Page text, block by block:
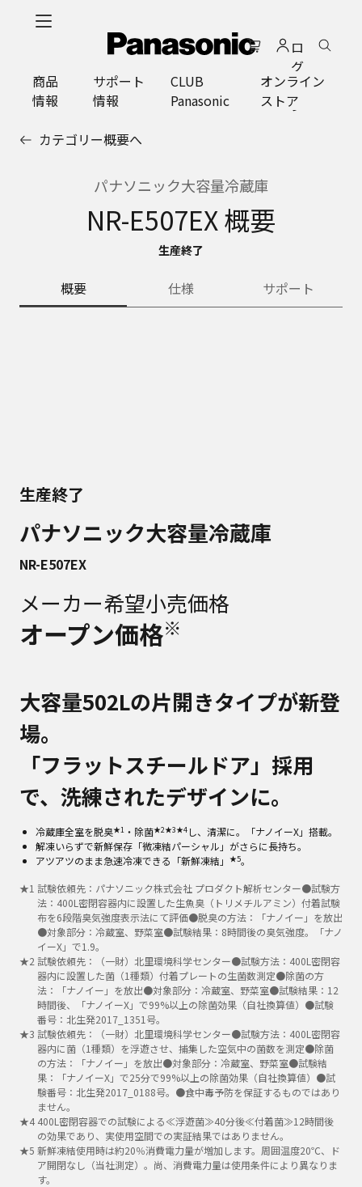
ロ
グ
イ
ン
商品
情報
サポート
情報
CLUB
Panasonic
オンライン
ストア
カテゴリー概要へ
パナソニック大容量冷蔵庫
NR-E507EX 概要
生産終了
概要 仕様 サポート
生産終了
パナソニック大容量冷蔵庫
NR-E507EX
メーカー希望小売価格
オープン価格※
大容量502Lの片開きタイプが新登
場。
「フラットスチールドア」採用
で、洗練されたデザインに。
冷蔵庫全室を脱臭★1 ・除菌★2★3★4 し、清潔に。「ナノイーX」搭載。
解凍いらずで新鮮保存「微凍結パーシャル」がさらに長持ち。
アツアツのまま急速冷凍できる「新鮮凍結」
★5。
★1 試験依頼先：パナソニック株式会社 プロダクト解析センター●試験方
法：400L密閉容器内に設置した生魚臭（トリメチルアミン）付着試験
布を6段階臭気強度表示法にて評価●脱臭の方法：「ナノイー」を放出
●対象部分：冷蔵室、野菜室●試験結果：8時間後の臭気強度。「ナノ
イーX」で1.9。
★2 試験依頼先：（一財）北里環境科学センター●試験方法：400L密閉容
器内に設置した菌（1種類）付着プレートの生菌数測定●除菌の方
法：「ナノイー」を放出●対象部分：冷蔵室、野菜室●試験結果：12
時間後、「ナノイーX」で99%以上の除菌効果（自社換算値）●試験
番号：北生発2017_1351号。
★3 試験依頼先：（一財）北里環境科学センター●試験方法：400L密閉容
器内に菌（1種類）を浮遊させ、捕集した空気中の菌数を測定●除菌
の方法：「ナノイー」を放出●対象部分：冷蔵室、野菜室●試験結
果：「ナノイーX」で25分で99%以上の除菌効果（自社換算値）●試
験番号：北生発2017_0188号。●食中毒予防を保証するものではあり
ません。
★4 400L密閉容器での試験による≪浮遊菌≫40分後≪付着菌≫12時間後
の効果であり、実使用空間での実証結果ではありません。
★5 新鮮凍結使用時は約20％消費電力量が増加します。周囲温度20℃、ド
ア開閉なし（当社測定）。尚、消費電力量は使用条件により異なりま
す。